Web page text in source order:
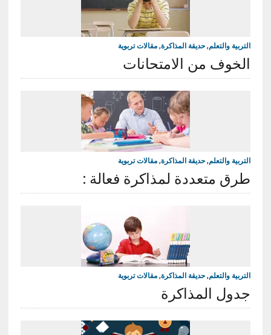
التربية والتعلم, حديقة المذاكرة, مقالات تربوية
الخوف من الامتحانات
التربية والتعلم, حديقة المذاكرة, مقالات تربوية
طرق متعددة لمذاكرة فعالة :
التربية والتعلم, حديقة المذاكرة, مقالات تربوية
جدول المذاكرة